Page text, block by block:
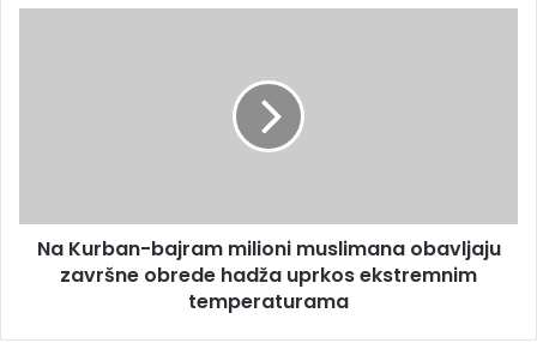
Na Kurban-bajram milioni muslimana obavljaju
završne obrede hadža uprkos ekstremnim
temperaturama